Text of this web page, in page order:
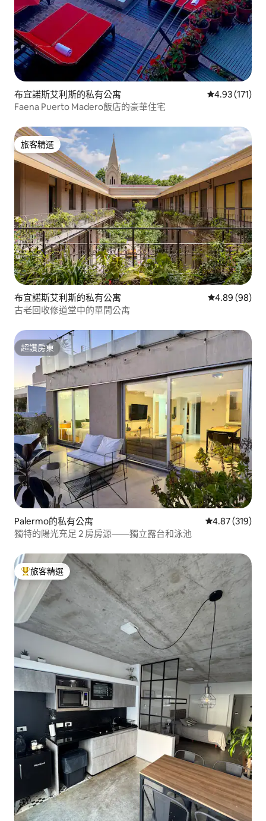
布宜諾斯艾利斯的私有公寓 從 171 則評價
4.93 (171)
Faena Puerto Madero飯店的豪華住宅
旅客精選
旅客精選
布宜諾斯艾利斯的私有公寓 從 98 則評價
4.89 (98)
古老回收修道堂中的單間公寓
超讚房東
超讚房東
Palermo的私有公寓 從 319 則評價
4.87 (319)
獨特的陽光充足 2 房房源——獨立露台和泳池
旅客精選榜首
旅客精選